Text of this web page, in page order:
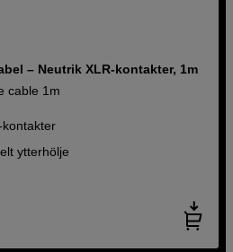
– Neutrik XLR-kontakter, 1m
cable 1m
ytterhölje